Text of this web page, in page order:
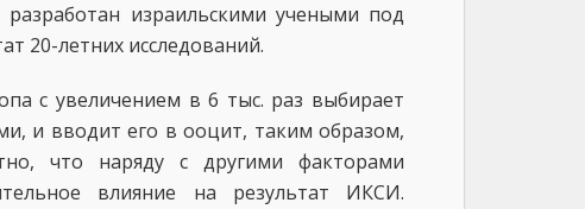
израильскими учеными под
20-летних исследований.
с увеличением в 6 тыс. раз выбирает
и вводит его в ооцит, таким образом,
что наряду с другими факторами
влияние на результат ИКСИ.